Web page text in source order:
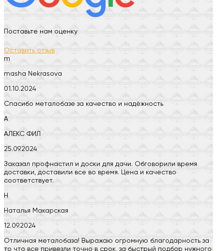
Поставьте нам оценку
Оставить отзыв
m
masha Nekrasova
01.10.2024
Спасибо металобазе за качество и надёжность
А
АЛЕКС ФИЛ
25.09.2024
Заказал профнастил и доски для дачи. Обговорили время
доставки, доставили все во время. Цена и качество
соответствует.
Н
Наталья Макарская
12.09.2024
Отличная металобаза! Выражаю огромную благодарность за
то что все привезли точно в срок, за быстрый подбор нужного